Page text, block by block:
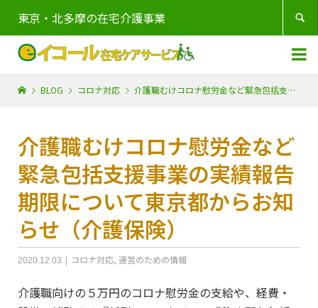
東京・北多摩の在宅介護事業 

BLOG コロナ対応 介護職むけコロナ慰労金など緊急包括支援事業の実績報告期限について東京都からお知らせ（介護保険）
介護職むけコロナ慰労金など
緊急包括支援事業の実績報告
期限について東京都からお知
らせ（介護保険）
2020.12.03 コロナ対応, 運営のための情報
介護職向けの５万円のコロナ慰労金の支給や、経費・